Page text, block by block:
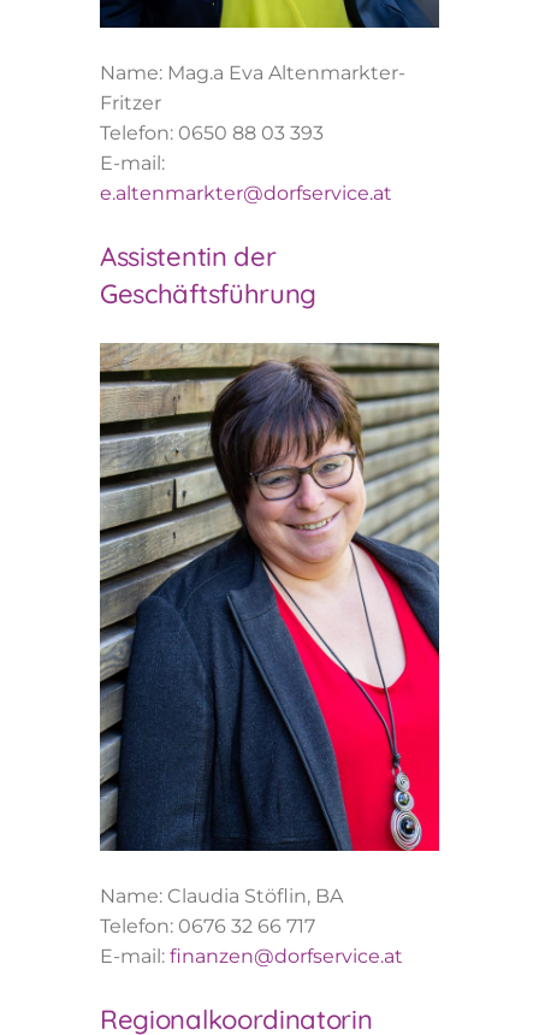
Name: Mag.a Eva Altenmarkter-
Fritzer
Telefon: 0650 88 03 393
E-mail:
e.altenmarkter@dorfservice.at
Assistentin der
Geschäftsführung
Name: Claudia Stöflin, BA
Telefon: 0676 32 66 717
E-mail:finanzen@dorfservice.at
Regionalkoordinatorin